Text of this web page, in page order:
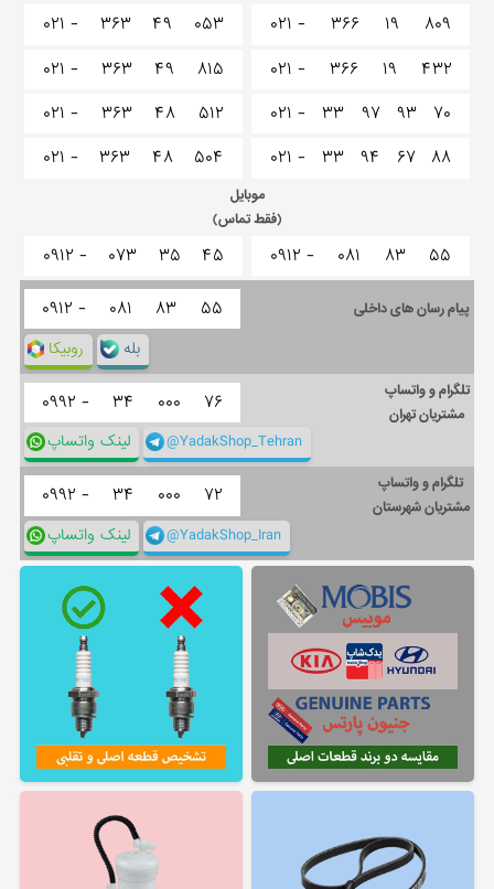
۰۲۱ - ۳۶۶ ۱۹
۸۰۹
۰۲۱ -
۳۶۶ ۱۹
۴۳۲
۰۲۱ -
۳۳ ۹۷ ۹۳
۷۰
۰۲۱ -
۳۳ ۹۴ ۶۷ ۸۸
۰۲۱ - ۳۶۳ ۴۹
۰۵۳
۰۲۱ -
۳۶۳ ۴۹
۸۱۵
۰۲۱ -
۳۶۳ ۴۸
۵۱۲
۰۲۱ -
۳۶۳ ۴۸ ۵۰۴
موبایل
(فقط تماس)
۰۹۱۲ - ۰۸۱ ۸۳ ۵۵ ۰۹۱۲ - ۰۷۳ ۳۵ ۴۵
پیام رسان های داخلی ۰۹۱۲ - ۰۸۱ ۸۳ ۵۵
روبیکا بله
تلگرام و واتساپ
مشتریان تهران
۰۹۹۲ - ۳۴ ۰۰۰ ۷۶
لینک واتساپ @YadakShop_Tehran
تلگرام و واتساپ
مشتریان شهرستان
۰۹۹۲ - ۳۴ ۰۰۰ ۷۲
لینک واتساپ @YadakShop_Iran